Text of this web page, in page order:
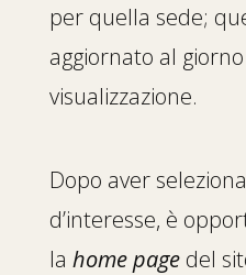
per quella sede;
aggiornato al
visualizzazione.
Dopo aver
d’interesse, è
la home page del